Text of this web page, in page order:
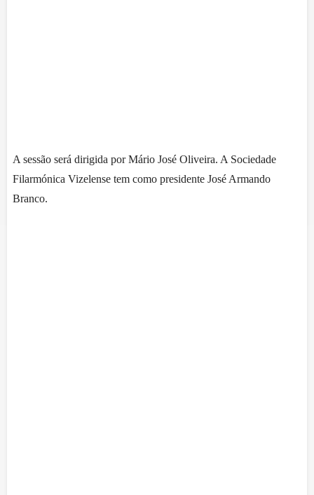
A sessão será dirigida por Mário José Oliveira. A Sociedade
Filarmónica Vizelense tem como presidente José Armando
Branco.